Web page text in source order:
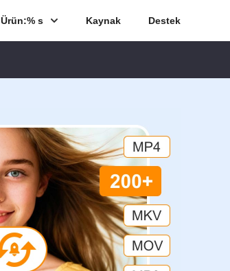
Ürün:% s Kaynak Destek